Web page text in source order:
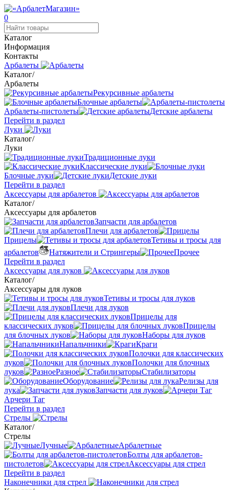
0
Каталог
Информация
Контакты
Арбалеты
Каталог/
Арбалеты
Рекурсивные арбалеты
Блочные арбалеты
Арбалеты-пистолеты
Детские арбалеты
Перейти в раздел
Луки
Каталог/
Луки
Традиционные луки
Классические луки
Блочные луки
Детские луки
Перейти в раздел
Аксессуары для арбалетов
Каталог/
Аксессуары для арбалетов
Запчасти для арбалетов
Плечи для арбалетов
Прицелы
Тетивы и тросы для
арбалетов
Натяжители и Стрингеры
Прочее
Перейти в раздел
Аксессуары для луков
Каталог/
Аксессуары для луков
Тетивы и тросы для луков
Плечи для луков
Прицелы для
классических луков
Прицелы
для блочных луков
Наборы для луков
Напальчники
Краги
Полочки для классических
луков
Полочки для блочных
луков
Разное
Стабилизаторы
Оборудование
Релизы для
лука
Запчасти для луков
Арчери Таг
Перейти в раздел
Стрелы
Каталог/
Стрелы
Лучные
Арбалетные
Болты для арбалетов-
пистолетов
Аксессуары для стрел
Перейти в раздел
Наконечники для стрел